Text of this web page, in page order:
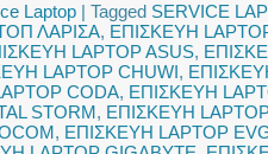
Laptop | Tagged SERVICE
ΛΑΡΙΣΑ, ΕΠΙΣΚΕΥΗ
LAPTOP ASUS,
LAPTOP CHUWI,
CODA, ΕΠΙΣΚΕΥΗ
STORM, ΕΠΙΣΚΕΥΗ
, ΕΠΙΣΚΕΥΗ LAPTOP